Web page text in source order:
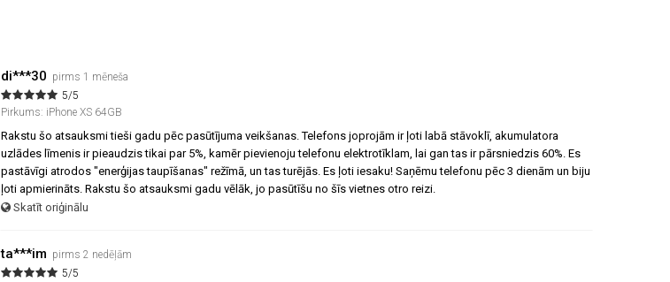
di***30 pirms 1 mēneša
5/5
Pirkums: iPhone XS 64GB
Rakstu šo atsauksmi tieši gadu pēc pasūtījuma veikšanas. Telefons joprojām ir ļoti labā stāvoklī, akumulatora
uzlādes līmenis ir pieaudzis tikai par 5%, kamēr pievienoju telefonu elektrotīklam, lai gan tas ir pārsniedzis 60%. Es
pastāvīgi atrodos "enerģijas taupīšanas" režīmā, un tas turējās. Es ļoti iesaku! Saņēmu telefonu pēc 3 dienām un biju
ļoti apmierināts. Rakstu šo atsauksmi gadu vēlāk, jo pasūtīšu no šīs vietnes otro reizi.
Skatīt oriģinālu
ta***im pirms 2 nedēļām
5/5